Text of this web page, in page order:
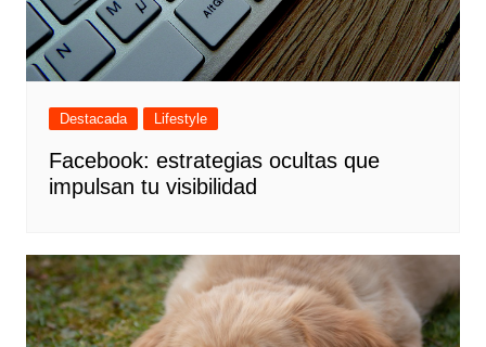
Destacada Lifestyle
Facebook: estrategias ocultas que
impulsan tu visibilidad